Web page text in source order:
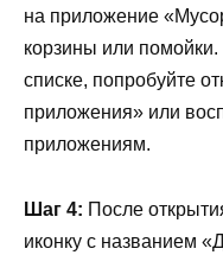
на приложение
корзины или
списке, попробуйте
приложения» или
приложениям.
Шаг 4: После
иконку с названием